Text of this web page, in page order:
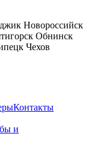
Новороссийск
Обнинск
Чехов
Контакты
и